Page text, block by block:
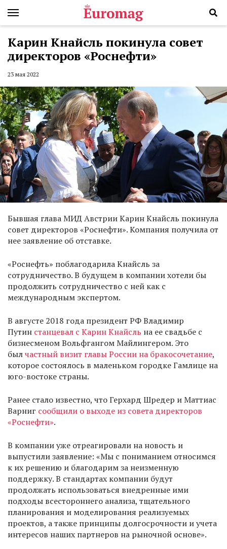
Карин Кнайсль покинула совет
директоров «Роснефти»
23 мая 2022
Бывшая глава МИД Австрии Карин Кнайсль покинула
совет директоров «Роснефти». Компания получила от
нее заявление об отставке.
«Роснефть» поблагодарила Кнайсль за
сотрудничество. В будущем в компании хотели бы
продолжить сотрудничество с ней как с
международным экспертом.
В августе 2018 года президент РФ Владимир
Путин станцевал с Карин Кнайсль на ее свадьбе с
бизнесменом Вольфгангом Майлингером. Это
былчастный визит главы России на бракосочетание,
которое состоялось в маленьком городке Гамлице на
юго-востоке страны.
Ранее стало известно, что Герхард Шредер и Маттиас
Варниг сообщили о выходе из совета директоров
«Роснефти».
В компании уже отреагировали на новость и
выпустили заявление: «Мы с пониманием относимся
к их решению и благодарим за неизменную
поддержку. В стандартах компании будут
продолжать использоваться внедренные ими
подходы всестороннего анализа, тщательного
планирования и моделирования реализуемых
проектов, а также принципы долгосрочности и учета
интересов наших партнеров на рыночной основе».